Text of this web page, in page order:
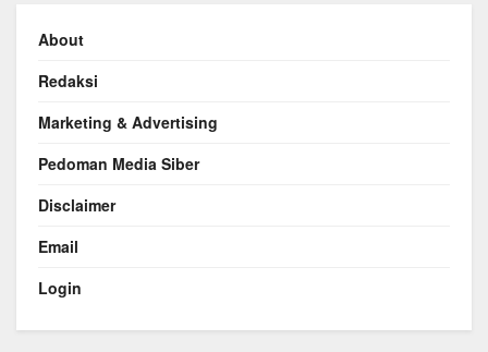
About
Redaksi
Marketing & Advertising
Pedoman Media Siber
Disclaimer
Email
Login